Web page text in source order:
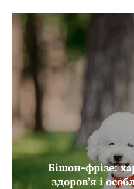
Бішон-фрізе:
здоров’я і